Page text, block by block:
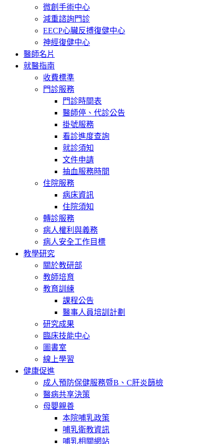
微創手術中心
減重諮詢門診
EECP心臟反搏復健中心
神經復健中心
醫師名片
就醫指南
收費標準
門診服務
門診時間表
醫師停、代診公告
掛號服務
看診進度查詢
就診須知
文件申請
抽血服務時間
住院服務
病床資訊
住院須知
轉診服務
病人權利與義務
病人安全工作目標
教學研究
關於教研部
教師培育
教育訓練
課程公告
醫事人員培訓計劃
研究成果
臨床技能中心
圖書室
線上學習
健康促進
成人預防保健服務暨B、C肝炎篩檢
醫病共享決策
母嬰親善
本院哺乳政策
哺乳衛教資訊
哺乳相關網站